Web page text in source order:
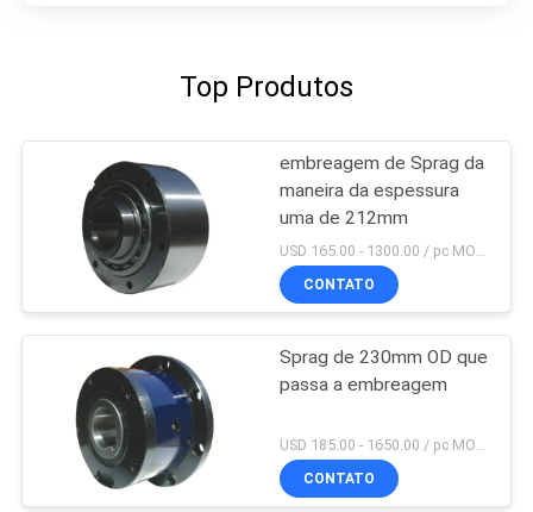
Top Produtos
embreagem de Sprag da
maneira da espessura
uma de 212mm
USD 165.00 - 1300.00 / pc MOQ:1 PC
CONTATO
Sprag de 230mm OD que
passa a embreagem
CONTATO